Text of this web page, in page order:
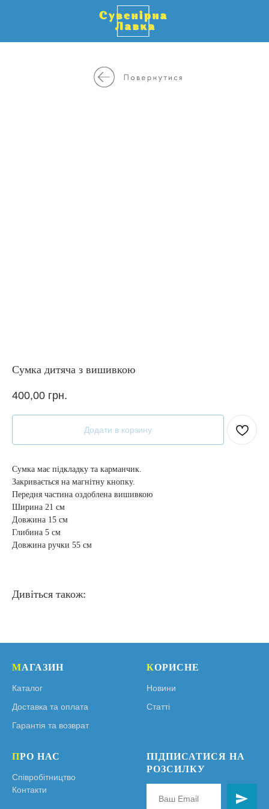
Сумка дитяча з вишивкою
400,00 грн.
Додати в корзину
Сумка має підкладку та карманчик.
Закривається на магнітну кнопку.
Передня частина оздоблена вишивкою
Ширина 21 см
Довжина 15 см
Глибина 5 см
Довжина ручки 55 см
Дивіться також:
МАГАЗИН
Каталог
Доставка та оплата
Гарантія та возврат
КОРИСНЕ
Новини
Статті
ПРО НАС
Співробітництво
Контакти
ПІДПИСАТИСЯ НА
РОЗСИЛКУ